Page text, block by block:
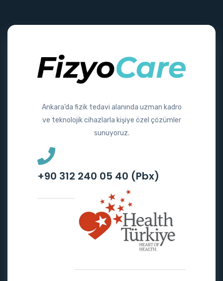
Ankara’da fizik tedavi alanında uzman kadro
ve teknolojik cihazlarla kişiye özel çözümler
sunuyoruz.
+90 312 240 05 40 (Pbx)